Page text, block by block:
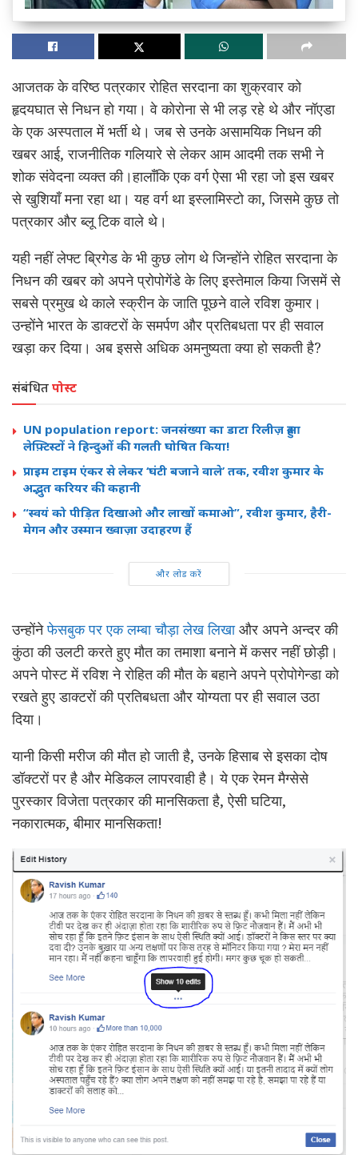
आजतक के वरिष्ठ पत्रकार रोहित सरदाना का शुक्रवार को
हृदयघात से निधन हो गया। वे कोरोना से भी लड़ रहे थे और नॉएडा
के एक अस्पताल में भर्ती थे। जब से उनके असामयिक निधन की
खबर आई, राजनीतिक गलियारे से लेकर आम आदमी तक सभी ने
शोक संवेदना व्यक्त की।हालाँकि एक वर्ग ऐसा भी रहा जो इस खबर
से खुशियाँ मना रहा था। यह वर्ग था इस्लामिस्टो का, जिसमे कुछ तो
पत्रकार और ब्लू टिक वाले थे।
यही नहीं लेफ्ट ब्रिगेड के भी कुछ लोग थे जिन्होंने रोहित सरदाना के
निधन की खबर को अपने प्रोपोगेंडे के लिए इस्तेमाल किया जिसमें से
सबसे प्रमुख थे काले स्क्रीन के जाति पूछने वाले रविश कुमार।
उन्होंने भारत के डाक्टरों के समर्पण और प्रतिबधता पर ही सवाल
खड़ा कर दिया। अब इससे अधिक अमनुष्यता क्या हो सकती है?
संबंधितपोस्ट
UN population report: जनसंख्या का डाटा रिलीज़ हुआ
लेफ़्टिस्टों ने हिन्दुओं की गलती घोषित किया!
प्राइम टाइम एंकर से लेकर ‘घंटी बजाने वाले’ तक, रवीश कुमार के
अद्भुत करियर की कहानी
“स्वयं को पीड़ित दिखाओ और लाखों कमाओ”, रवीश कुमार, हैरी-
मेगन और उस्मान ख्वाज़ा उदाहरण हैं
और लोड करें
उन्होंनेफेसबुक पर एक लम्बा चौड़ा लेख लिखाऔर अपने अन्दर की
कुंठा की उलटी करते हुए मौत का तमाशा बनाने में कसर नहीं छोड़ी।
अपने पोस्ट में रविश ने रोहित की मौत के बहाने अपने प्रोपोगेन्डा को
रखते हुए डाक्टरों की प्रतिबधता और योग्यता पर ही सवाल उठा
दिया।
यानी किसी मरीज की मौत हो जाती है, उनके हिसाब से इसका दोष
डॉक्टरों पर है और मेडिकल लापरवाही है। ये एक रेमन मैग्सेसे
पुरस्कार विजेता पत्रकार की मानसिकता है, ऐसी घटिया,
नकारात्मक, बीमार मानसिकता!